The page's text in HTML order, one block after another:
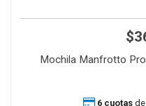
Mochila Manfrotto
6 cuotas de